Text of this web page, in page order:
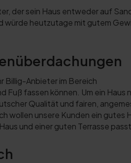
der sein Haus entweder auf
heutzutage mit gutem
Billig-Anbieter im Bereich
Fuß fassen können. Um ein
Qualität und fairen,
wollen unsere Kunden ein gutes
und einer guten Terrasse